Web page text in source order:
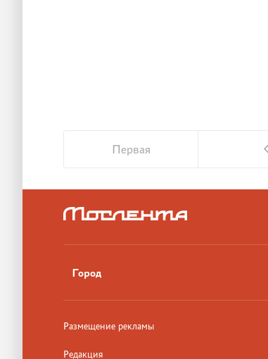
Первая
Город
Размещение рекламы
Редакция